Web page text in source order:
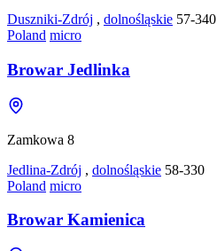
Duszniki-Zdrój , dolnośląskie 57-340
Poland micro
Browar Jedlinka
Zamkowa 8
Jedlina-Zdrój , dolnośląskie 58-330
Poland micro
Browar Kamienica